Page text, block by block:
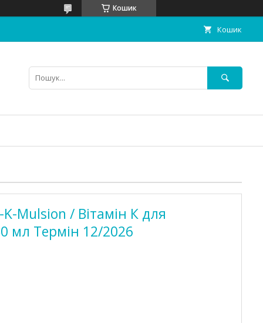
Кошик
Кошик
Mulsion / Вітамін К для
мл Термін 12/2026